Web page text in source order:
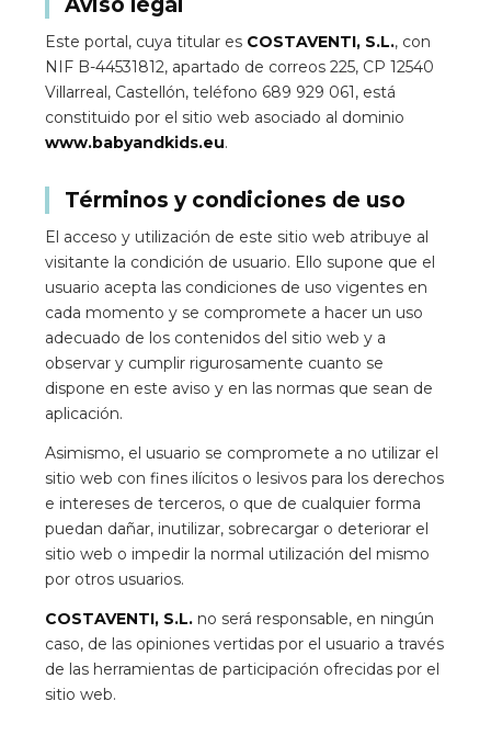
Aviso legal
Este portal, cuya titular es COSTAVENTI, S.L., con
NIF B-44531812, apartado de correos 225, CP 12540
Villarreal, Castellón, teléfono 689 929 061, está
constituido por el sitio web asociado al dominio
www.babyandkids.eu.
Términos y condiciones de uso
El acceso y utilización de este sitio web atribuye al
visitante la condición de usuario. Ello supone que el
usuario acepta las condiciones de uso vigentes en
cada momento y se compromete a hacer un uso
adecuado de los contenidos del sitio web y a
observar y cumplir rigurosamente cuanto se
dispone en este aviso y en las normas que sean de
aplicación.
Asimismo, el usuario se compromete a no utilizar el
sitio web con fines ilícitos o lesivos para los derechos
e intereses de terceros, o que de cualquier forma
puedan dañar, inutilizar, sobrecargar o deteriorar el
sitio web o impedir la normal utilización del mismo
por otros usuarios.
COSTAVENTI, S.L. no será responsable, en ningún
caso, de las opiniones vertidas por el usuario a través
de las herramientas de participación ofrecidas por el
sitio web.